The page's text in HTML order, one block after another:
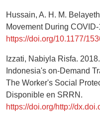
Hussain, A. H. M.
Movement During
https://doi.org/10.1177/
Izzati, Nabiyla Risfa.
Indonesia's on-Demand
The Worker's Social
Disponible en SRRN.
https://doi.org/http://